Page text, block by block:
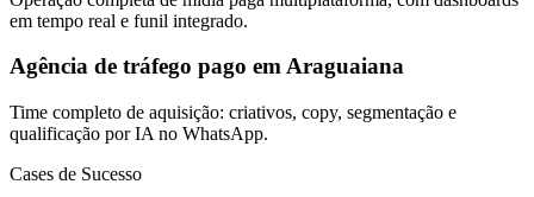
em tempo real e funil integrado.
Agência de tráfego pago em Araguaiana
Time completo de aquisição: criativos, copy, segmentação e
qualificação por IA no WhatsApp.
Cases de Sucesso